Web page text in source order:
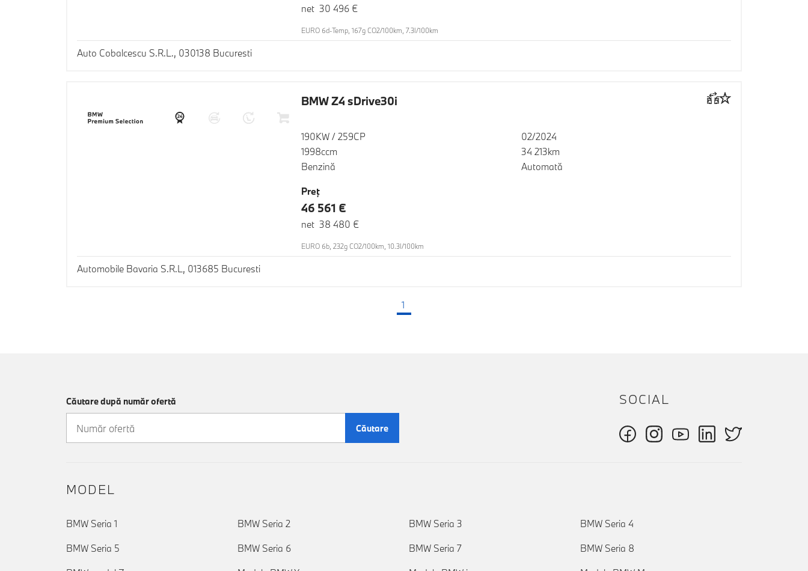
net 30 496 €
EURO 6d-Temp, 167g CO2/100km, 7.3l/100km
Auto Cobalcescu S.R.L., 030138 Bucuresti
BMW Z4 sDrive30i
190KW / 259CP
1998ccm
Benzină
02/2024
34 213km
Automată
Preţ
46 561 €
net 38 480 €
EURO 6b, 232g CO2/100km, 10.3l/100km
Automobile Bavaria S.R.L, 013685 Bucuresti
1
Căutare după număr ofertă
Căutare
SOCIAL
MODEL
BMW Seria 1 BMW Seria 2 BMW Seria 3 BMW Seria 4
BMW Seria 5 BMW Seria 6 BMW Seria 7 BMW Seria 8